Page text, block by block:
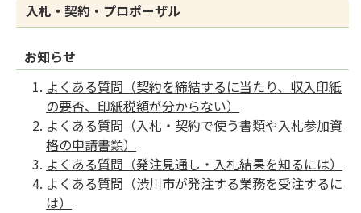
入札・契約・プロポーザル
お知らせ
よくある質問（契約を締結するに当たり、収入印紙
の要否、印紙税額が分からない）
よくある質問（入札・契約で使う書類や入札参加資
格の申請書類）
よくある質問（発注見通し・入札結果を知るには）
よくある質問（渋川市が発注する業務を受注するに
は）